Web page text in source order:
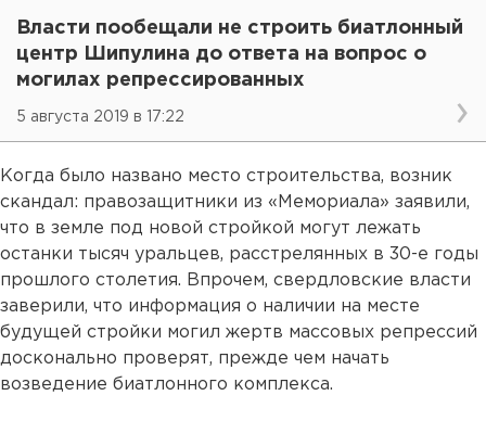
Власти пообещали не строить биатлонный
центр Шипулина до ответа на вопрос о
могилах репрессированных
5 августа 2019 в 17:22
Когда было названо место строительства, возник
скандал: правозащитники из «Мемориала» заявили,
что в земле под новой стройкой могут лежать
останки тысяч уральцев, расстрелянных в 30-е годы
прошлого столетия. Впрочем, свердловские власти
заверили, что информация о наличии на месте
будущей стройки могил жертв массовых репрессий
досконально проверят, прежде чем начать
возведение биатлонного комплекса.